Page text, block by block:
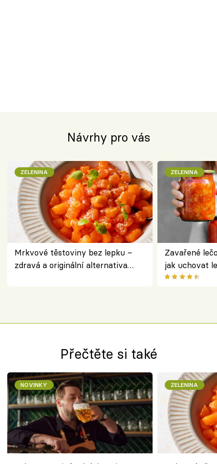
Návrhy pro vás
ZELENINA
Mrkvové těstoviny bez lepku –
zdravá a originální alternativa
ZELENINA
Zavařené
jak uchovat
Přečtěte si také
NOVINKY ZELENINA